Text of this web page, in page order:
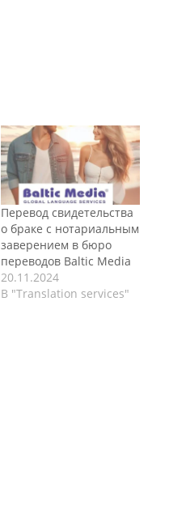
Перевод свидетельства
о браке с нотариальным
заверением в бюро
переводов Baltic Media
20.11.2024
В "Translation services"